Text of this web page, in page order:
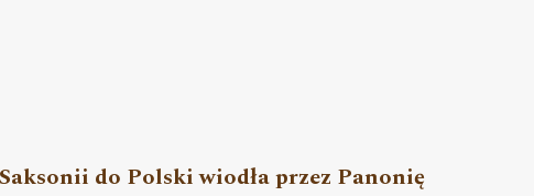
do Polski wiodła przez Panonię